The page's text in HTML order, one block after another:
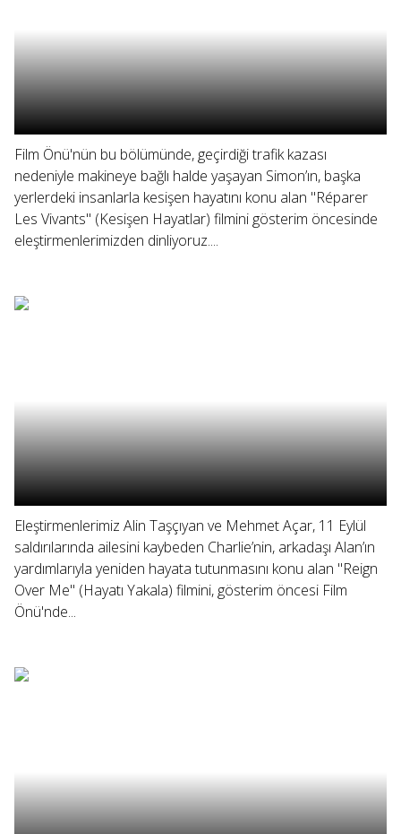
Film Önü'nün bu bölümünde, geçirdiği trafik kazası
nedeniyle makineye bağlı halde yaşayan Simon’ın, başka
yerlerdeki insanlarla kesişen hayatını konu alan "Réparer
Les Vivants" (Kesişen Hayatlar) filmini gösterim öncesinde
eleştirmenlerimizden dinliyoruz....
Eleştirmenlerimiz Alin Taşçıyan ve Mehmet Açar, 11 Eylül
saldırılarında ailesini kaybeden Charlie’nin, arkadaşı Alan’ın
yardımlarıyla yeniden hayata tutunmasını konu alan "Reign
Over Me" (Hayatı Yakala) filmini, gösterim öncesi Film
Önü'nde...